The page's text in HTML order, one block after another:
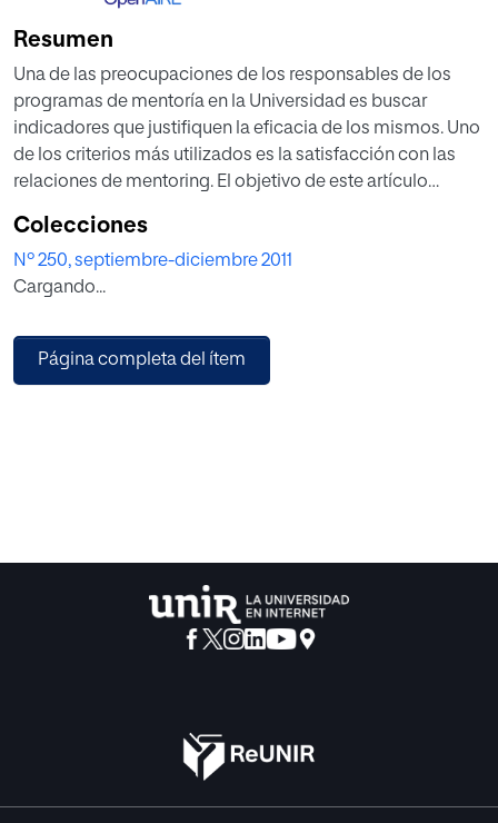
Resumen
Una de las preocupaciones de los responsables de los
programas de mentoría en la Universidad es buscar
indicadores que justifiquen la eficacia de los mismos. Uno
de los criterios más utilizados es la satisfacción con las
relaciones de mentoring. El objetivo de este artículo
hora de explicar la satisfacción con el mentor y analizar si
existen diferencias en función del género y del rol
desempeñado en el programa.
La muestra está formada por 483 personas, 156 mentores,
272 telémacos y 55 profesores-tutores, participantes en
mismas y dos competencias del mentor. Aparecen
diferencias atendiendo a la variables género y rol.
Colecciones
Nº 250, septiembre-diciembre 2011
Cargando...
Página completa del ítem